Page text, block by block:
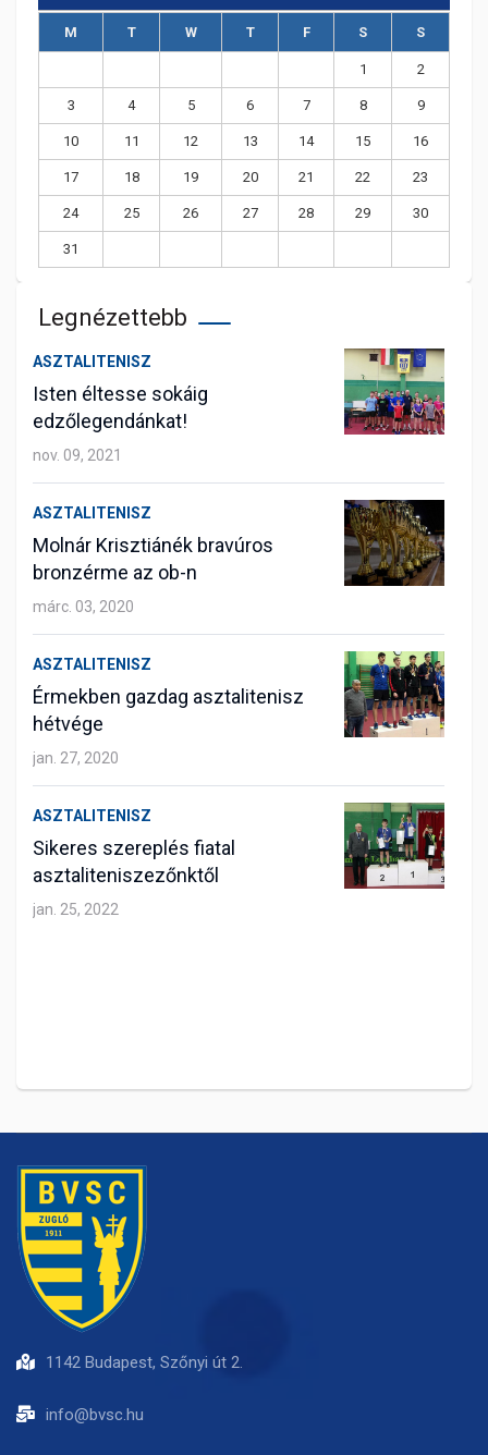
M T W T F S S
1 2
3 4 5 6 7 8 9
10 11 12 13 14 15 16
17 18 19 20 21 22 23
24 25 26 27 28 29 30
31
Legnézettebb
ASZTALITENISZ
Isten éltesse sokáig
edzőlegendánkat!
nov. 09, 2021
ASZTALITENISZ
Molnár Krisztiánék bravúros
bronzérme az ob-n
márc. 03, 2020
ASZTALITENISZ
Érmekben gazdag asztalitenisz
hétvége
jan. 27, 2020
ASZTALITENISZ
Sikeres szereplés fiatal
asztaliteniszezőnktől
jan. 25, 2022
1142 Budapest, Szőnyi út 2.
info@bvsc.hu